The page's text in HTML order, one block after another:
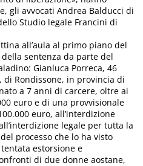
gli avvocati Andrea Balducci di
Studio legale Francini di
all’aula al primo piano del
sentenza da parte del
Gianluca Porreca, 46
Rondissone, in provincia di
a 7 anni di carcere, oltre ai
euro e di una provvisionale
euro, all’interdizione
legale per tutta la
processo che lo ha visto
estorsione e
di due donne aostane,